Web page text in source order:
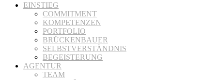
EINSTIEG
COMMITMENT
KOMPETENZEN
PORTFOLIO
BRÜCKENBAUER
SELBSTVERSTÄNDNIS
BEGEISTERUNG
AGENTUR
TEAM